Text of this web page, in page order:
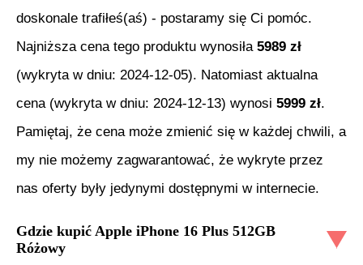
doskonale trafiłeś(aś) - postaramy się Ci pomóc.
Najniższa cena tego produktu wynosiła 5989 zł
(wykryta w dniu: 2024-12-05). Natomiast aktualna
cena (wykryta w dniu: 2024-12-13) wynosi 5999 zł.
Pamiętaj, że cena może zmienić się w każdej chwili, a
my nie możemy zagwarantować, że wykryte przez
nas oferty były jedynymi dostępnymi w internecie.
Gdzie kupić Apple iPhone 16 Plus 512GB
Różowy